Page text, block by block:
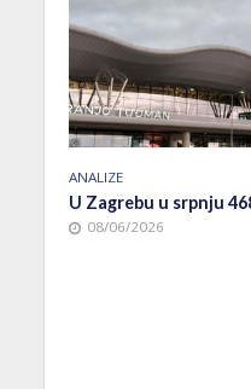
ANALIZE
U Zagrebu u srpnju
08/06/2026